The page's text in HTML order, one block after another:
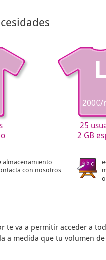
L
200€/
25
2 GB
almacenamiento
con nosotros
te va a permitir acceder a
a medida que tu volumen